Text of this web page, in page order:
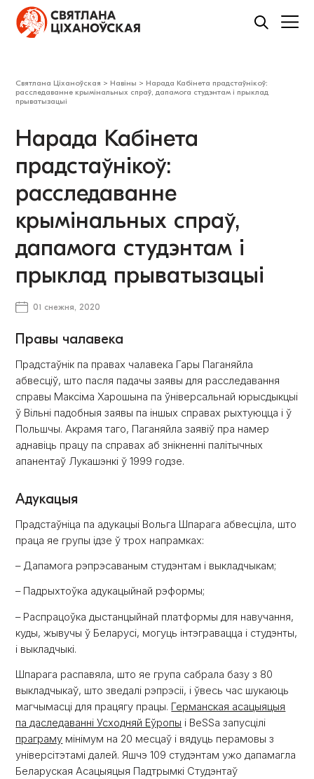
Святлана Ціханоўская > Навіны > Нарада Кабінета прадстаўнікоў:
расследаванне крымінальных спраў, дапамога студэнтам і прыклад
прыватызацыі
Нарада Кабінета
прадстаўнікоў:
расследаванне
крымінальных спраў,
дапамога студэнтам і
прыклад прыватызацыі
01 снежня, 2020
Правы чалавека
Прадстаўнік па правах чалавека Гары Паганяйла
абвесціў, што пасля падачы заявы для расследавання
справы Максіма Харошына па ўніверсальнай юрысдыкцыі
ў Вільні падобныя заявы па іншых справах рыхтуюцца і ў
Польшчы. Акрамя таго, Паганяйла заявіў пра намер
аднавіць працу па справах аб знікненні палітычных
апанентаў Лукашэнкі ў 1999 годзе.
Адукацыя
Прадстаўніца па адукацыі Вольга Шпарага абвесціла, што
праца яе групы ідзе ў трох напрамках:
– Дапамога рэпрэсаваным студэнтам і выкладчыкам;
– Падрыхтоўка адукацыйнай рэформы;
– Распрацоўка дыстанцыйнай платформы для навучання,
куды, жывучы ў Беларусі, могуць інтэгравацца і студэнты,
і выкладчыкі.
Шпарага распавяла, што яе група сабрала базу з 80
выкладчыкаў, што зведалі рэпрэсіі, і ўвесь час шукаюць
магчымасці для працягу працы. Германская асацыяцыя
па даследаванні Усходняй Еўропы і BeSSa запусцілі
праграму мінімум на 20 месцаў і вядуць перамовы з
універсітэтамі далей. Яшчэ 109 студэнтам ужо дапамагла
Беларуская Асацыяцыя Падтрымкі Студэнтаў